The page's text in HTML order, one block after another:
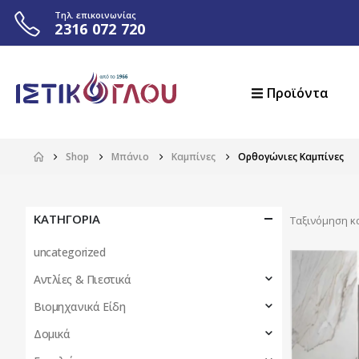
Τηλ. επικοινωνίας
2316 072 720
Προϊόντα
Shop Μπάνιο Καμπίνες Ορθογώνιες Καμπίνες
Ταξινόμηση
ΚΑΤΗΓΟΡΙΑ
uncategorized
Αντλίες & Πιεστικά
Βιομηχανικά Είδη
Δομικά